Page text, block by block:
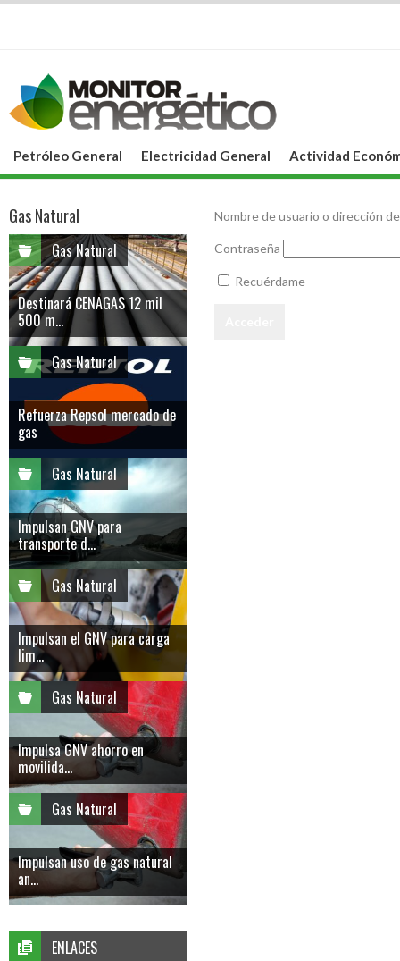
Petróleo General Electricidad General Actividad
Nombre de usuario o dirección
Contraseña
Recuérdame
Gas Natural
Gas Natural
Destinará CENAGAS 12 mil
500 m...
Gas Natural
Refuerza Repsol mercado de
gas
Gas Natural
Impulsan GNV para
transporte d...
Gas Natural
Impulsan el GNV para carga
lim...
Gas Natural
Impulsa GNV ahorro en
movilida...
Gas Natural
Impulsan uso de gas natural
an...
ENLACES